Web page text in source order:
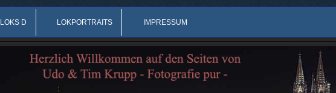
LOKS D LOKPORTRAITS IMPRESSUM